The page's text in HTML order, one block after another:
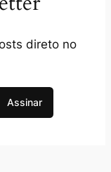
direto no